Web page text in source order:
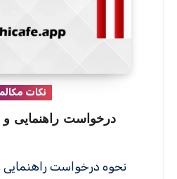
نکات
درخواست راهنمایی
نحوه درخواست راهنمایی و آدرس پرسیدن به